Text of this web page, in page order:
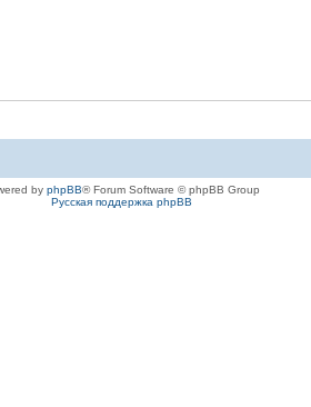
by phpBB® Forum Software © phpBB Group
Русская поддержка phpBB